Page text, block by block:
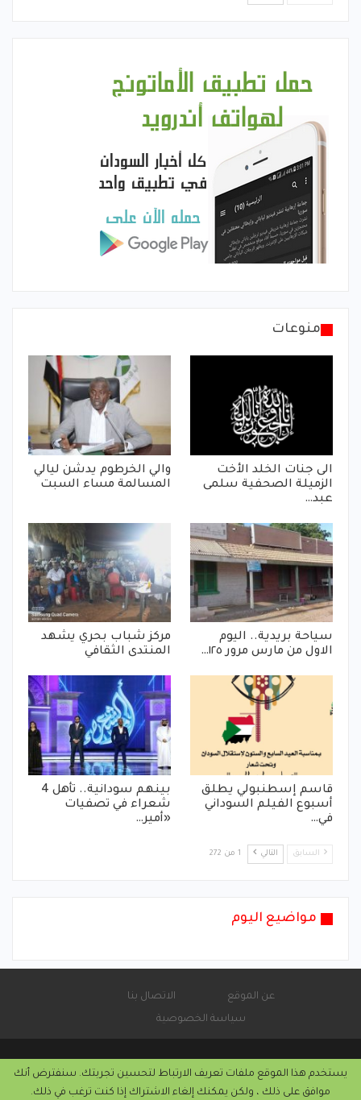
منوعات
الى جنات الخلد الأخت
الزميلة الصحفية سلمى
عبد…
والي الخرطوم يدشن ليالي
المسالمة مساء السبت
سياحة بريدية.. اليوم
الاول من مارس مرور ١٢٥…
مركز شباب بحري يشهد
المنتدى الثقافي
قاسم إسطنبولي يطلق
أسبوع الفيلم السوداني
في…
بينهم سودانية.. تأهل 4
شعراء في تصفيات
«أمير…
السابق التالي 1 من 272
مواضيع اليوم
عن الموقع
الاتصال بنا
سياسة الخصوصية
يستخدم هذا الموقع ملفات تعريف الارتباط لتحسين تجربتك. سنفترض أنك
موافق على ذلك ، ولكن يمكنك إلغاء الاشتراك إذا كنت ترغب في ذلك.